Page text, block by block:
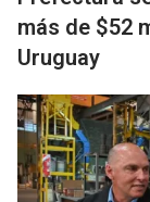
más de $52
Uruguay